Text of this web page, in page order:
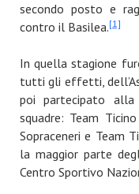
secondo posto e
contro il Basilea.[1]
In quella stagione
tutti gli effetti,
poi partecipato
squadre: Team
Sopraceneri e Team
la maggior parte
Centro Sportivo